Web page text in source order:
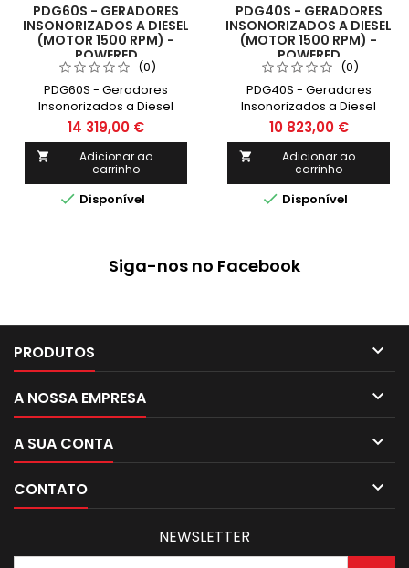
PDG60S - GERADORES
INSONORIZADOS A DIESEL
(MOTOR 1500 RPM) -
POWERED
(0)
PDG60S - Geradores
Insonorizados a Diesel
(Motor 1500 RPM) -
POWERED
14 319,00 €

Adicionar ao
carrinho
 Disponível
PDG40S - GERADORES
INSONORIZADOS A DIESEL
(MOTOR 1500 RPM) -
POWERED
(0)
PDG40S - Geradores
Insonorizados a Diesel
(Motor 1500 RPM) -
POWERED
10 823,00 €

Adicionar ao
carrinho
 Disponível
Siga-nos no Facebook
PRODUTOS 
A NOSSA EMPRESA 
A SUA CONTA 
CONTATO 
NEWSLETTER